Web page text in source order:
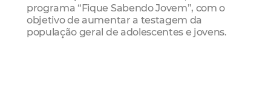
programa “Fique Sabendo Jovem”, com o
objetivo de aumentar a testagem da
população geral de adolescentes e jovens.